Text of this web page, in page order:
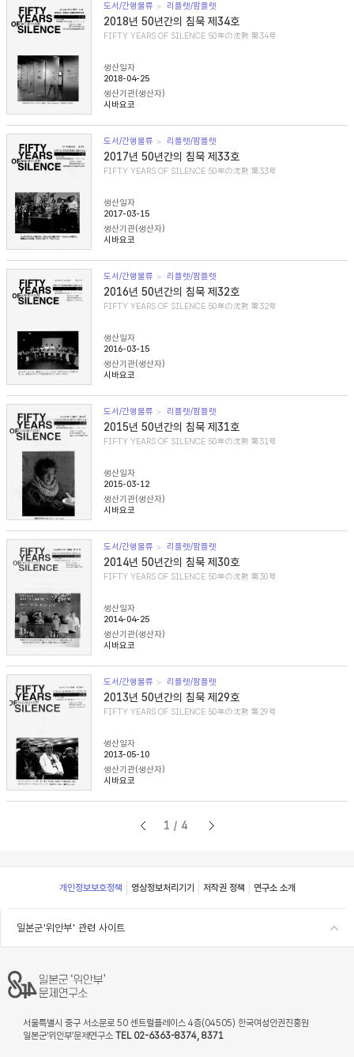
도서/간행물류 리플렛/팜플렛
2018년 50년간의 침묵 제34호
FIFTY YEARS OF SILENCE 50年の沈黙 第34号
생산일자
2018-04-25
생산기관(생산자)
시바요코
도서/간행물류 리플렛/팜플렛
2017년 50년간의 침묵 제33호
FIFTY YEARS OF SILENCE 50年の沈黙 第33号
생산일자
2017-03-15
생산기관(생산자)
시바요코
도서/간행물류 리플렛/팜플렛
2016년 50년간의 침묵 제32호
FIFTY YEARS OF SILENCE 50年の沈黙 第32号
생산일자
2016-03-15
생산기관(생산자)
시바요코
도서/간행물류 리플렛/팜플렛
2015년 50년간의 침묵 제31호
FIFTY YEARS OF SILENCE 50年の沈黙 第31号
생산일자
2015-03-12
생산기관(생산자)
시바요코
도서/간행물류 리플렛/팜플렛
2014년 50년간의 침묵 제30호
FIFTY YEARS OF SILENCE 50年の沈黙 第30号
생산일자
2014-04-25
생산기관(생산자)
시바요코
도서/간행물류 리플렛/팜플렛
2013년 50년간의 침묵 제29호
FIFTY YEARS OF SILENCE 50年の沈黙 第29号
생산일자
2013-05-10
생산기관(생산자)
시바요코
1/4
Footer
개인정보보호정책 영상정보처리기기 저작권 정책 연구소 소개
일본군'위안부' 관련 사이트
서울특별시 중구 서소문로 50 센트럴플레이스 4층(04505) 한국여성인권진흥원
일본군‘위안부’문제연구소 TEL 02-6363-8374, 8371